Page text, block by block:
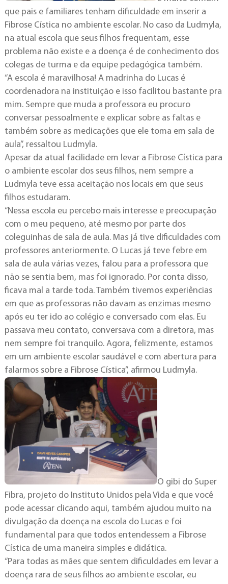
que pais e familiares tenham dificuldade em inserir a
Fibrose Cística no ambiente escolar. No caso da Ludmyla,
na atual escola que seus filhos frequentam, esse
problema não existe e a doença é de conhecimento dos
colegas de turma e da equipe pedagógica também.
“A escola é maravilhosa! A madrinha do Lucas é
coordenadora na instituição e isso facilitou bastante pra
mim. Sempre que muda a professora eu procuro
conversar pessoalmente e explicar sobre as faltas e
também sobre as medicações que ele toma em sala de
aula”, ressaltou Ludmyla.
Apesar da atual facilidade em levar a Fibrose Cística para
o ambiente escolar dos seus filhos, nem sempre a
Ludmyla teve essa aceitação nos locais em que seus
filhos estudaram.
“Nessa escola eu percebo mais interesse e preocupação
com o meu pequeno, até mesmo por parte dos
coleguinhas de sala de aula. Mas já tive dificuldades com
professores anteriormente. O Lucas já teve febre em
sala de aula várias vezes, falou para a professora que
não se sentia bem, mas foi ignorado. Por conta disso,
ficava mal a tarde toda. Também tivemos experiências
em que as professoras não davam as enzimas mesmo
após eu ter ido ao colégio e conversado com elas. Eu
passava meu contato, conversava com a diretora, mas
nem sempre foi tranquilo. Agora, felizmente, estamos
em um ambiente escolar saudável e com abertura para
falarmos sobre a Fibrose Cística”, afirmou Ludmyla.
O gibi do Super
Fibra, projeto do Instituto Unidos pela Vida e que você
pode acessar clicando aqui, também ajudou muito na
divulgação da doença na escola do Lucas e foi
fundamental para que todos entendessem a Fibrose
Cística de uma maneira simples e didática.
“Para todas as mães que sentem dificuldades em levar a
doença rara de seus filhos ao ambiente escolar, eu